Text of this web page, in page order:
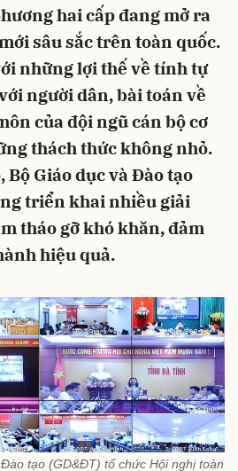
hai cấp đang mở ra
sâu sắc trên toàn quốc.
những lợi thế về tính tự
người dân, bài toán về
của đội ngũ cán bộ cơ
thách thức không nhỏ.
Giáo dục và Đào tạo
triển khai nhiều giải
tháo gỡ khó khăn, đảm
hiệu quả.
tạo (GD&ĐT) tổ chức Hội nghị toàn